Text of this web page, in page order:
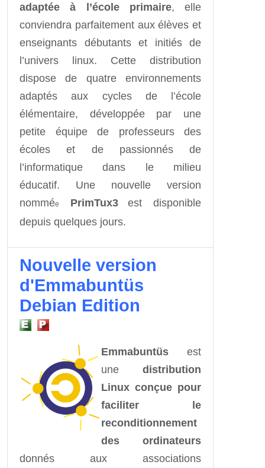
adaptée à l’école primaire, elle
conviendra parfaitement aux élèves et
enseignants débutants et initiés de
l’univers linux. Cette distribution
dispose de quatre environnements
adaptés aux cycles de l’école
élémentaire, développée par une
petite équipe de professeurs des
écoles et de passionnés de
l’informatique dans le milieu
éducatif. Une nouvelle version
nommée PrimTux3
est disponible
depuis quelques jours.
Nouvelle version
d'Emmabuntüs
Debian Edition
Emmabuntüs est
une distribution
Linux conçue pour
faciliter le
reconditionnement
des ordinateurs
donnés aux associations